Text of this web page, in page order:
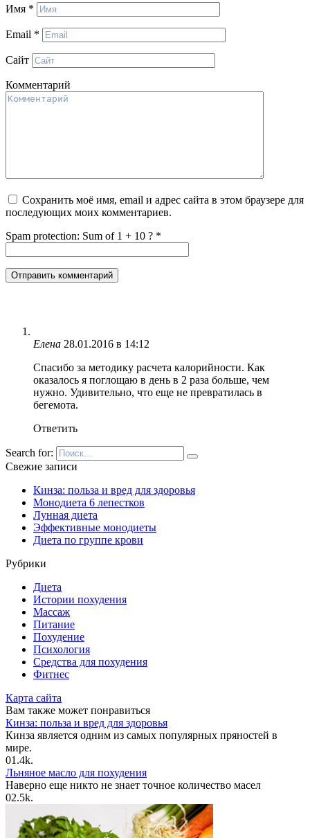
Имя *
Email *
Сайт
Комментарий
Сохранить моё имя, email и адрес сайта в этом браузере для
последующих моих комментариев.
Spam protection: Sum of 1 + 10 ? *
Елена 28.01.2016 в 14:12
Спасибо за методику расчета калорийности. Как
оказалось я поглощаю в день в 2 раза больше, чем
нужно. Удивительно, что еще не превратилась в
бегемота.
Ответить
Search for:
Свежие записи
Кинза: польза и вред для здоровья
Монодиета 6 лепестков
Лунная диета
Эффективные монодиеты
Диета по группе крови
Рубрики
Диета
Истории похудения
Массаж
Питание
Похудение
Психология
Средства для похудения
Фитнес
Карта сайта
Вам также может понравиться
Кинза: польза и вред для здоровья
Кинза является одним из самых популярных пряностей в
мире.
01.4k.
Льняное масло для похудения
Наверно еще никто не знает точное количество масел
02.5k.